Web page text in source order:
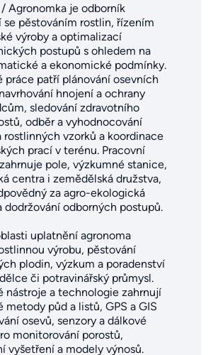
Agronomka je odborník
se pěstováním rostlin, řízením
výroby a optimalizací
postupů s ohledem na
a ekonomické podmínky.
práce patří plánování osevních
hnojení a ochrany
sledování zdravotního
odběr a vyhodnocování
rostlinných vzorků a koordinace
prací v terénu. Pracovní
pole, výzkumné stanice,
centra i zemědělská družstva,
za agro-ekologická
dodržování odborných postupů.
uplatnění agronoma
výrobu, pěstování
plodin, výzkum a poradenství
či potravinářský průmysl.
nástroje a technologie zahrnují
metody půd a listů, GPS a GIS
osevů, senzory a dálkové
monitorování porostů,
vyšetření a modely výnosů.